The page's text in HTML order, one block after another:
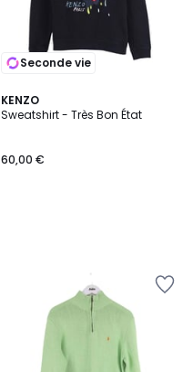
Seconde vie
KENZO
Sweatshirt - Très Bon État
60,00 €